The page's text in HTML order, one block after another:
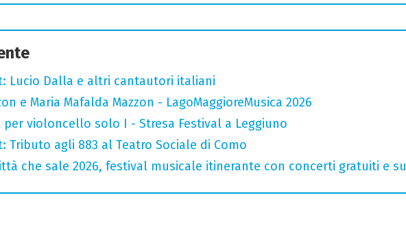
Lucio Dalla e altri cantautori italiani
e Maria Mafalda Mazzon - LagoMaggioreMusica 2026
per violoncello solo I - Stresa Festival a Leggiuno
Tributo agli 883 al Teatro Sociale di Como
che sale 2026, festival musicale itinerante con concerti gratuiti e